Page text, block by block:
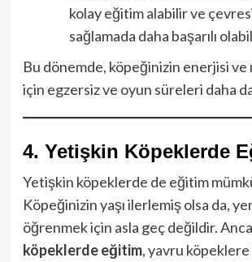
kolay eğitim alabilir ve
sağlamada daha başarılı
Bu dönemde, köpeğinizin enerjisi ve
için egzersiz ve oyun süreleri daha
4. Yetişkin Köpeklerde
Yetişkin köpeklerde de eğitim
Köpeğinizin yaşı ilerlemiş olsa da,
öğrenmek için asla geç değildir.
köpeklerde eğitim, yavru köpeklere